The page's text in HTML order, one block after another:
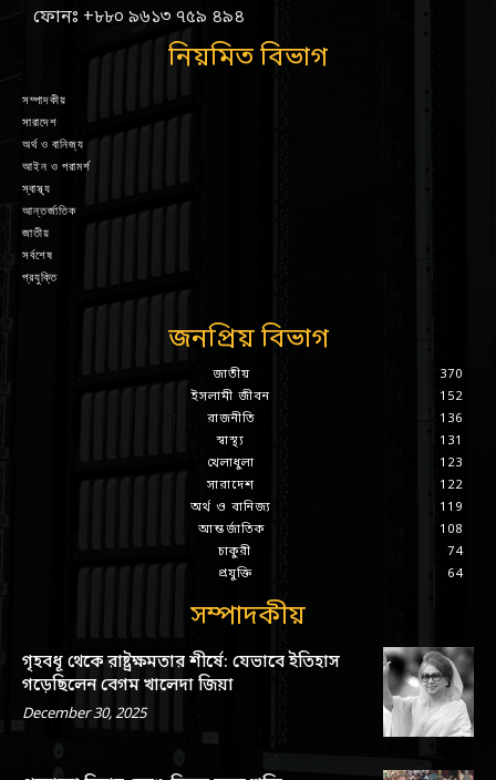
ফোনঃ +৮৮০ ৯৬১৩ ৭৫৯ ৪৯৪
নিয়মিত বিভাগ
সম্পাদকীয়
সারাদেশ
অর্থ ও বানিজ্য
আইন ও পরামর্শ
স্বাস্থ্য
আন্তর্জাতিক
জাতীয়
সর্বশেষ
প্রযুক্তি
জনপ্রিয় বিভাগ
জাতীয়
370
ইসলামী জীবন
152
রাজনীতি
136
স্বাস্থ্য
131
খেলাধুলা
123
সারাদেশ
122
অর্থ ও বানিজ্য
119
আন্তর্জাতিক
108
চাকুরী
74
প্রযুক্তি
64
সম্পাদকীয়
গৃহবধূ থেকে রাষ্ট্রক্ষমতার শীর্ষে: যেভাবে ইতিহাস
গড়েছিলেন বেগম খালেদা জিয়া
December 30, 2025